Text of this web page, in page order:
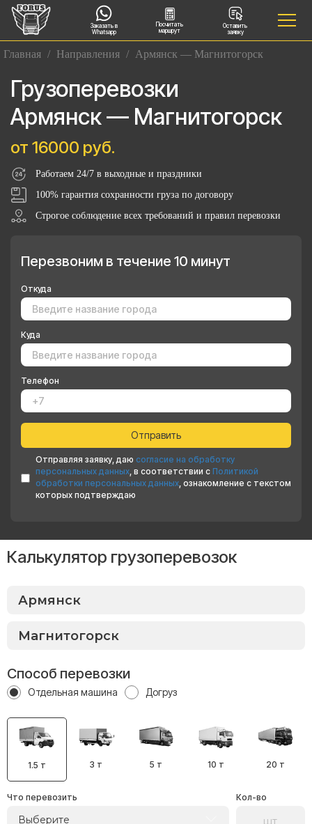
Заказать в
Whatsapp
Посчитать
маршрут
Оставить
заявку
Главная / Направления / Армянск — Магнитогорск
Грузоперевозки
Армянск — Магнитогорск
от 16000 руб.
Работаем 24/7 в выходные и праздники
100% гарантия сохранности груза по договору
Строгое соблюдение всех требований и правил перевозки
Перезвоним в течение 10 минут
Откуда
Куда
Телефон
Отправляя заявку, даю согласие на обработку
персональных данных, в соответствии с Политикой
обработки персональных данных, ознакомление с текстом
которых подтверждаю
Калькулятор грузоперевозок
Способ перевозки
Отдельная машина Догруз
1.5 т 3 т 5 т 10 т 20 т
Что перевозить
Выберите
Кол-во